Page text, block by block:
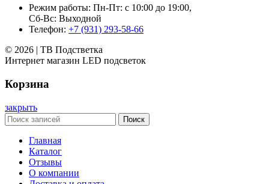
Режим работы: Пн-Пт: с 10:00 до 19:00,
Сб-Вс: Выходной
Телефон: +7 (931) 293-58-66
© 2026 | ТВ Подстветка
Интернет магазин LED подсветок
Корзина
закрыть
Поиск
Главная
Каталог
Отзывы
О компании